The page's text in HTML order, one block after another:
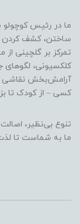
ما در رئیس
ساختن، کشف کردن
تمرکز بر گلچینی
کلکسیونی، لگوهای
آرامش‌بخش نقاشی
کسی – از کودک تا
تنوع بی‌نظیر،
ما به شماست تا